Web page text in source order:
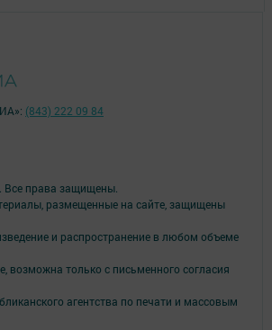
Все права защищены.
размещенные на сайте, защищены
и распространение в любом объеме
возможна только с письменного согласия
агентства по печати и массовым
(843) 222 09 84